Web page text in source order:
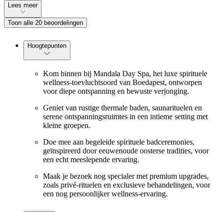
Lees meer
Toon alle 20 beoordelingen
Hoogtepunten
Kom binnen bij Mandala Day Spa, het luxe spirituele
wellness-toevluchtsoord van Boedapest, ontworpen
voor diepe ontspanning en bewuste verjonging.
Geniet van rustige thermale baden, saunarituelen en
serene ontspanningsruimtes in een intieme setting met
kleine groepen.
Doe mee aan begeleide spirituele badceremonies,
geïnspireerd door eeuwenoude oosterse tradities, voor
een echt meeslepende ervaring.
Maak je bezoek nog specialer met premium upgrades,
zoals privé-rituelen en exclusieve behandelingen, voor
een nog persoonlijker wellness-ervaring.